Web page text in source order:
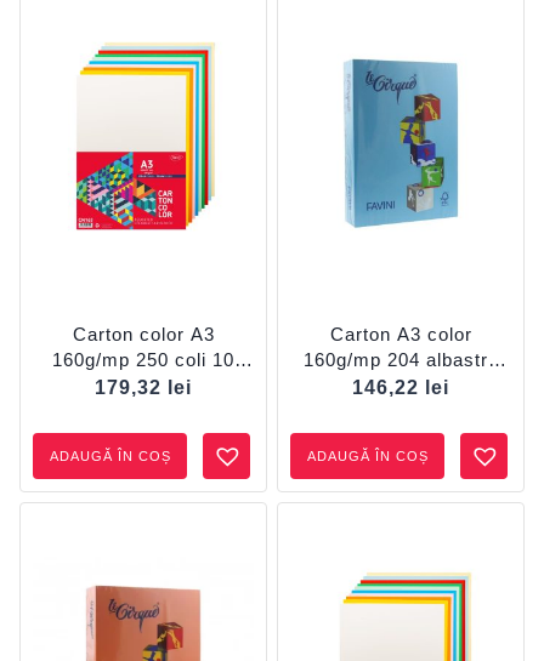
Carton color A3
160g/mp 250 coli 10
culori DACO
179,32 lei
ADAUGĂ ÎN COȘ
Carton A3 color
160g/mp 204 albastru
închis FAVINI
146,22 lei
ADAUGĂ ÎN COȘ